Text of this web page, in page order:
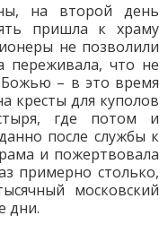
на второй день
пришла к храму
не позволили
переживала, что не
Божью – в это время
кресты для куполов
где потом и
после службы к
и пожертвовала
примерно столько,
московский
дни.